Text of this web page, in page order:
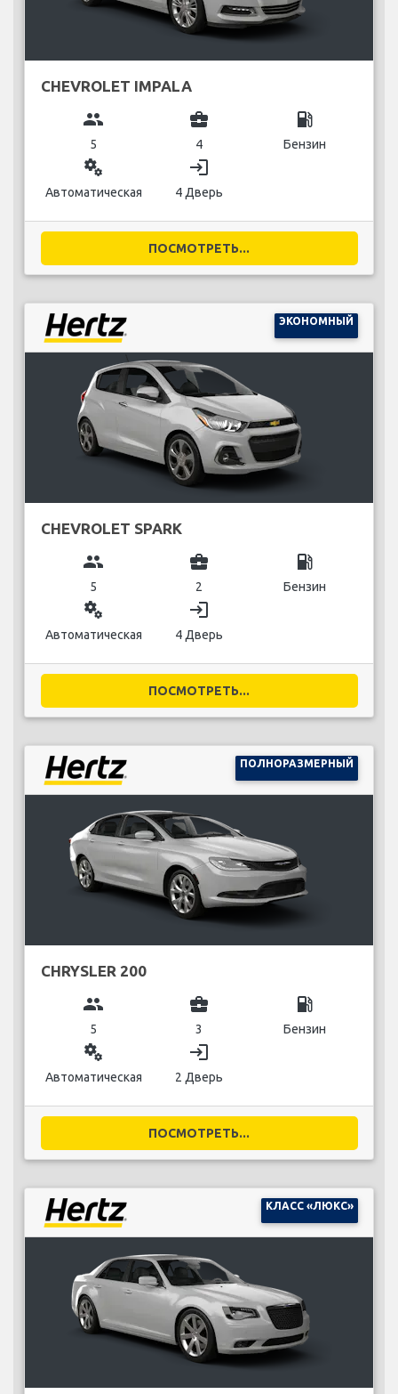
CHEVROLET IMPALA
group
5
business_center
4
local_gas_station
Бензин
miscellaneous_services
Автоматическая
login
4 Дверь
ПОСМОТРЕТЬ...
ЭКОНОМНЫЙ
CHEVROLET SPARK
group
5
business_center
2
local_gas_station
Бензин
miscellaneous_services
Автоматическая
login
4 Дверь
ПОСМОТРЕТЬ...
ПОЛНОРАЗМЕРНЫЙ
CHRYSLER 200
group
5
business_center
3
local_gas_station
Бензин
miscellaneous_services
Автоматическая
login
2 Дверь
ПОСМОТРЕТЬ...
КЛАСС «ЛЮКС»